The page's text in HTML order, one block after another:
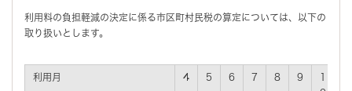
利用料の負担軽減の決定に係る市区町村民税の算定については、以下の
取り扱いとします。
利用月 4 5 6 7 8 9
1